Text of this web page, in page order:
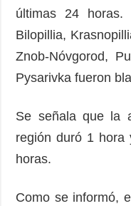
últimas 24 horas.
Bilopillia,
Znob-Nóvgorod,
Pysarivka fueron
Se señala que la
región duró 1 hora
horas.
Como se informó,